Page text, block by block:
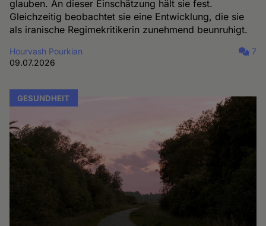
glauben. An dieser Einschätzung hält sie fest.
Gleichzeitig beobachtet sie eine Entwicklung, die sie
als iranische Regimekritikerin zunehmend beunruhigt.
Hourvash Pourkian
09.07.2026
7
GESUNDHEIT